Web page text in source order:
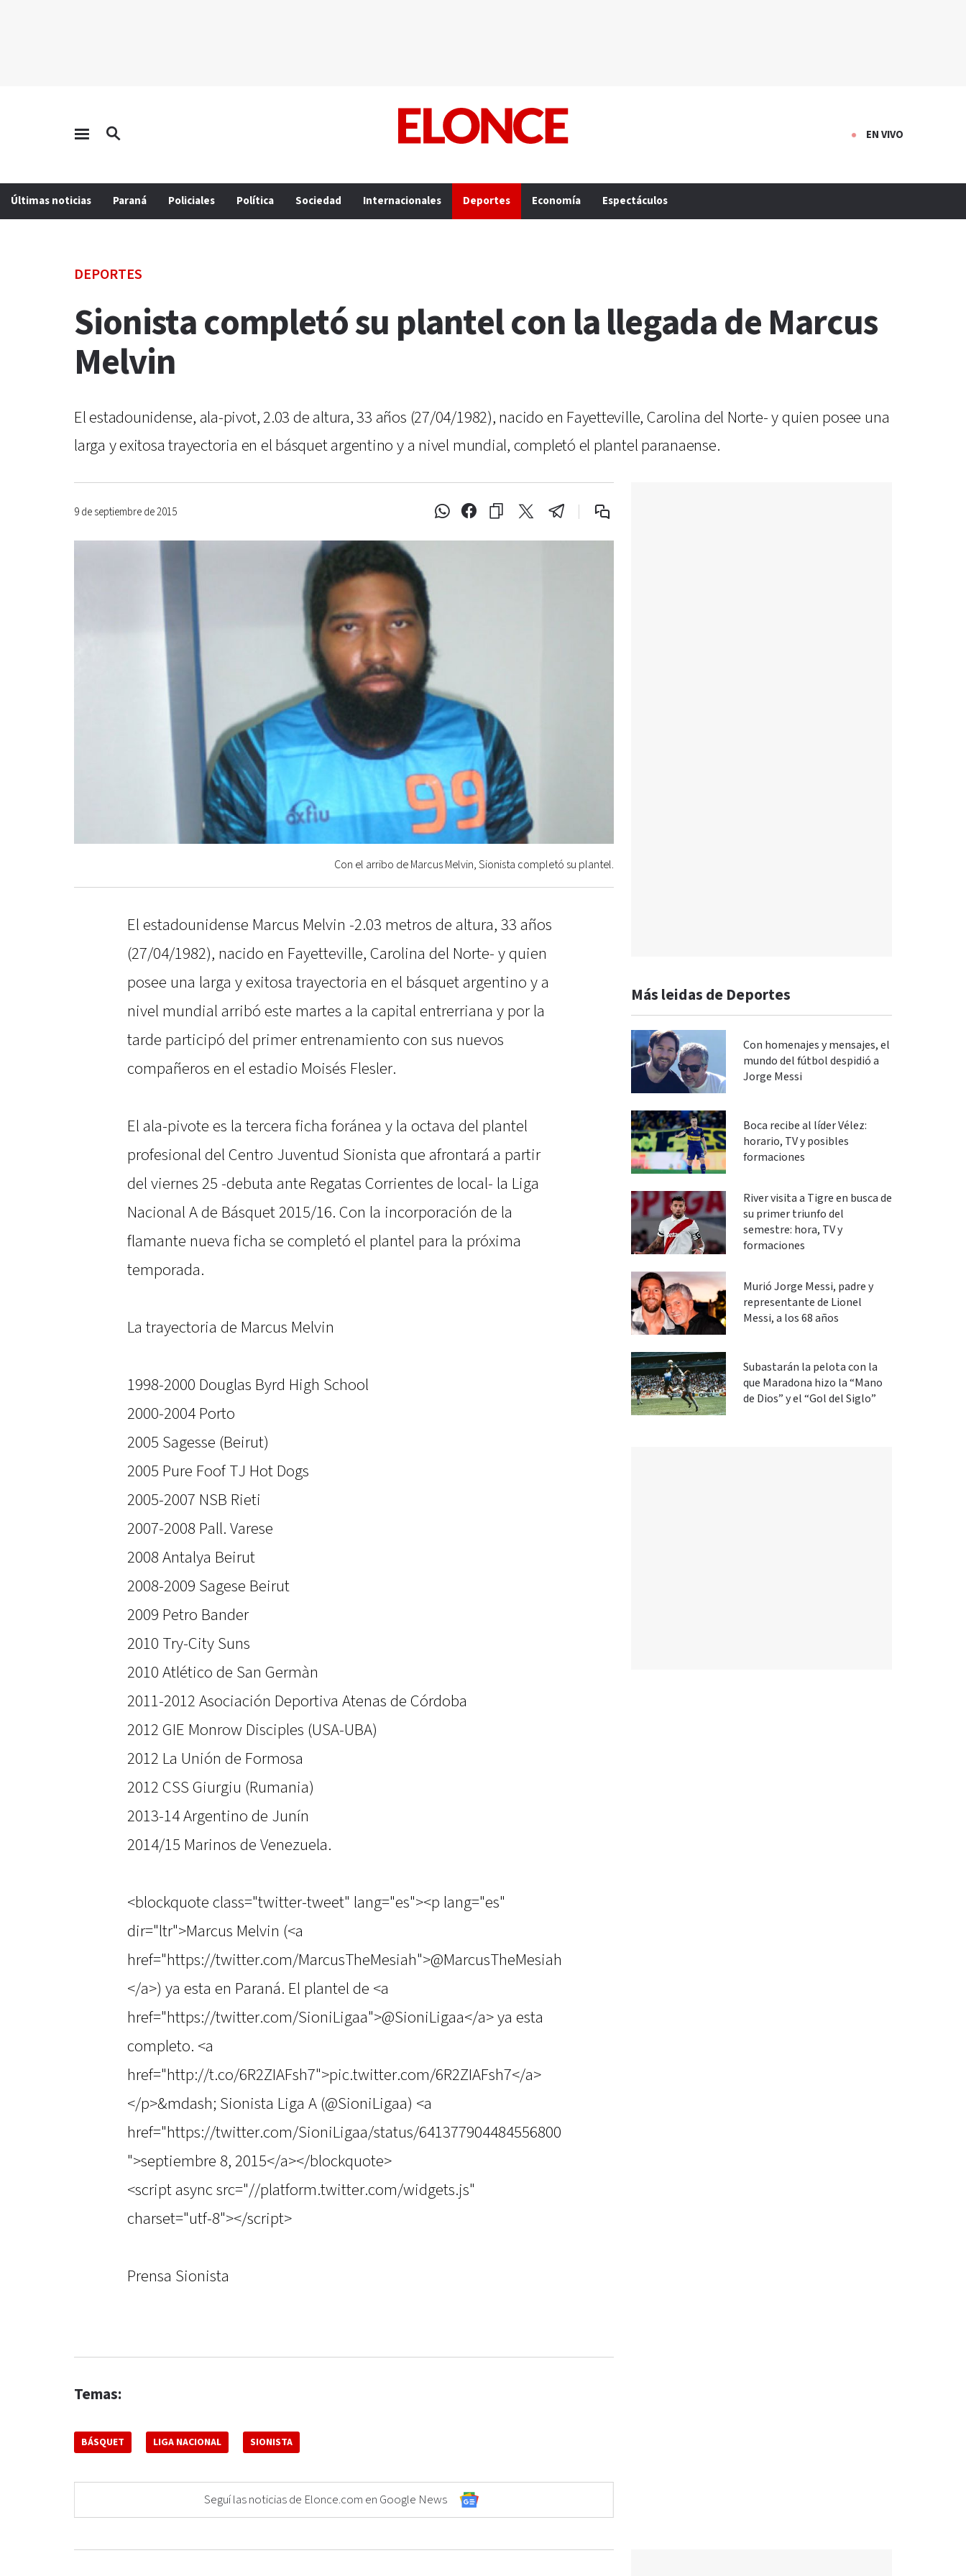
EN VIVO
Últimas noticias Paraná Policiales Política Sociedad Internacionales Deportes Economía Espectáculos
DEPORTES
Sionista completó su plantel con la llegada de Marcus
Melvin
El estadounidense, ala-pivot, 2.03 de altura, 33 años (27/04/1982), nacido en Fayetteville, Carolina del Norte- y quien posee una
larga y exitosa trayectoria en el básquet argentino y a nivel mundial, completó el plantel paranaense.
9 de septiembre de 2015
Con el arribo de Marcus Melvin, Sionista completó su plantel.
El estadounidense Marcus Melvin -2.03 metros de altura, 33 años
(27/04/1982), nacido en Fayetteville, Carolina del Norte- y quien
posee una larga y exitosa trayectoria en el básquet argentino y a
nivel mundial arribó este martes a la capital entrerriana y por la
tarde participó del primer entrenamiento con sus nuevos
compañeros en el estadio Moisés Flesler.
El ala-pivote es la tercera ficha foránea y la octava del plantel
profesional del Centro Juventud Sionista que afrontará a partir
del viernes 25 -debuta ante Regatas Corrientes de local- la Liga
Nacional A de Básquet 2015/16. Con la incorporación de la
flamante nueva ficha se completó el plantel para la próxima
temporada.
La trayectoria de Marcus Melvin
1998-2000 Douglas Byrd High School
2000-2004 Porto
2005 Sagesse (Beirut)
2005 Pure Foof TJ Hot Dogs
2005-2007 NSB Rieti
2007-2008 Pall. Varese
2008 Antalya Beirut
2008-2009 Sagese Beirut
2009 Petro Bander
2010 Try-City Suns
2010 Atlético de San Germàn
2011-2012 Asociación Deportiva Atenas de Córdoba
2012 GIE Monrow Disciples (USA-UBA)
2012 La Unión de Formosa
2012 CSS Giurgiu (Rumania)
2013-14 Argentino de Junín
2014/15 Marinos de Venezuela.
<blockquote class="twitter-tweet" lang="es"><p lang="es"
dir="ltr">Marcus Melvin (<a
href="https://twitter.com/MarcusTheMesiah">@MarcusTheMesiah
</a>) ya esta en Paraná. El plantel de <a
href="https://twitter.com/SioniLigaa">@SioniLigaa</a> ya esta
completo. <a
href="http://t.co/6R2ZIAFsh7">pic.twitter.com/6R2ZIAFsh7</a>
</p>&mdash; Sionista Liga A (@SioniLigaa) <a
href="https://twitter.com/SioniLigaa/status/641377904484556800
">septiembre 8, 2015</a></blockquote>
<script async src="//platform.twitter.com/widgets.js"
charset="utf-8"></script>
Prensa Sionista
Temas:
BÁSQUET LIGA NACIONAL SIONISTA
Seguí las noticias de Elonce.com en Google News
Más leidas de Deportes
Con homenajes y mensajes, el
mundo del fútbol despidió a
Jorge Messi
Boca recibe al líder Vélez:
horario, TV y posibles
formaciones
River visita a Tigre en busca de
su primer triunfo del
semestre: hora, TV y
formaciones
Murió Jorge Messi, padre y
representante de Lionel
Messi, a los 68 años
Subastarán la pelota con la
que Maradona hizo la “Mano
de Dios” y el “Gol del Siglo”